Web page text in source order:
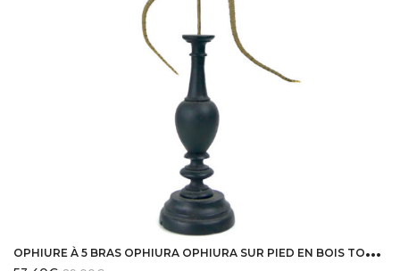
O
PHIURE À 5 BRAS OPHIURA OPHIURA SUR PIED EN BOIS TOURNÉ NOIR CURIOSITÉ DE LA MER